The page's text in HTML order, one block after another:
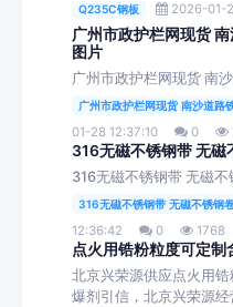
Q235C钢板 2026-01-
广州市政护栏网现货
图片
广州市政护栏网现货 南
广州市政护栏网现货 南沙道路
01-28 12:37:10
0
316无磁不锈钢带 无磁
316无磁不锈钢带 无磁
316无磁不锈钢带 无磁不锈钢
12:36:42
0 1768
点火用锆粉粒度可定
北京兴荣源供应点火用
爆剂引信，北京兴荣源